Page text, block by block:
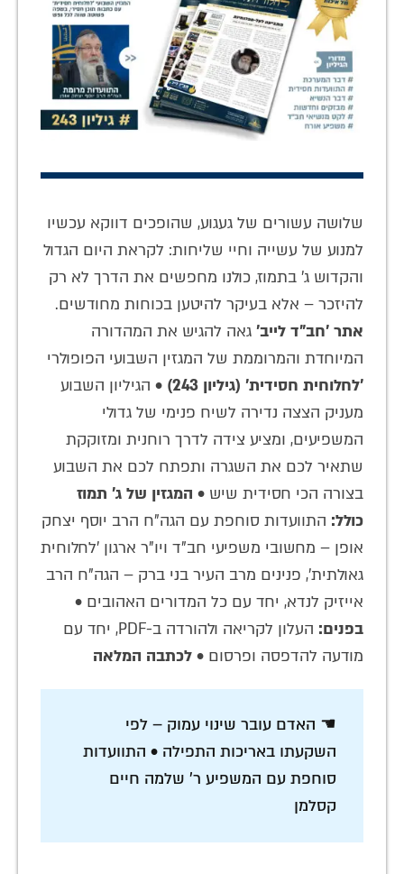
שלושה עשורים של געגוע, שהופכים דווקא עכשיו
למנוע של עשייה וחיי שליחות: לקראת היום הגדול
והקדוש ג' בתמוז, כולנו מחפשים את הדרך לא רק
להיזכר – אלא בעיקר להיטען בכוחות מחודשים.
אתר 'חב"ד לייב' גאה להגיש את המהדורה
המיוחדת והמרוממת של המגזין השבועי הפופולרי
'לחלוחית חסידית' (גיליון 243)
• הגיליון השבוע
מעניק הצצה נדירה לשיח פנימי של גדולי
המשפיעים, ומציע צידה לדרך רוחנית ומזוקקת
שתאיר לכם את השגרה ותפתח לכם את השבוע
בצורה הכי חסידית שיש • המגזין של ג' תמוז
כולל: התוועדות סוחפת עם הגה"ח הרב יוסף יצחק
אופן – מחשובי משפיעי חב"ד ויו"ר ארגון 'לחלוחית
גאולתית', פנינים מרב העיר בני ברק – הגה"ח הרב
אייזיק לנדא, יחד עם כל המדורים האהובים •
בפנים:
העלון לקריאה ולהורדה ב-PDF, יחד עם
מודעה להדפסה ופרסום • לכתבה המלאה
☚ האדם עובר שינוי עמוק – לפי
השקעתו באריכות התפילה • התוועדות
סוחפת עם המשפיע ר' שלמה חיים
קסלמן